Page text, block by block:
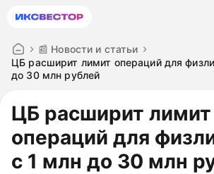
Акция: бесплатный пробный период
📰 Новости и статьи
ЦБ расширит лимит операций для
до 30 млн рублей
ЦБ расширит лимит
операций для
с 1 млн до 30 млн